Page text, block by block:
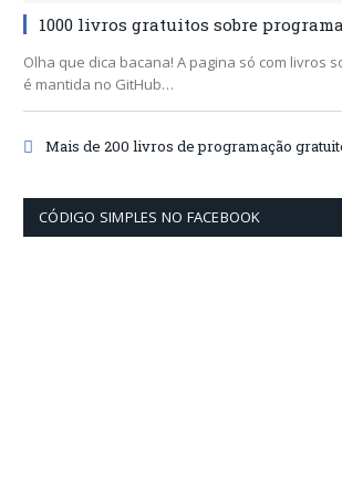
1000 livros gratuitos sobre
Olha que dica bacana! A pagina só com livros
é mantida no GitHub…
Mais de 200 livros de programação
CÓDIGO SIMPLES NO FACEBOOK